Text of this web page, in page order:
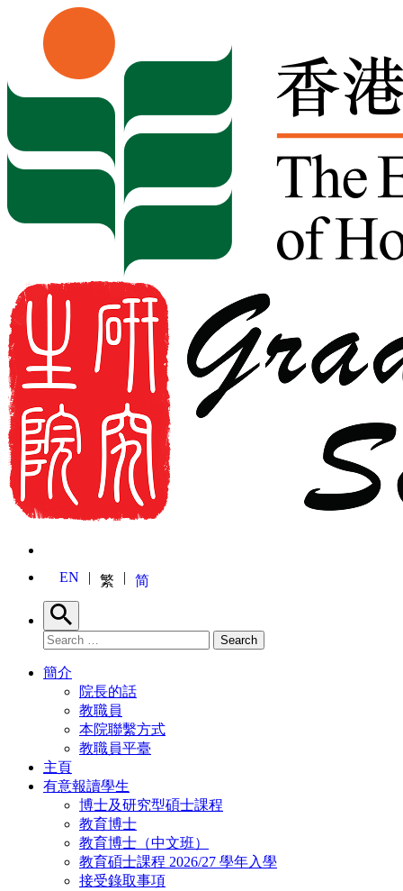
Skip to content
EN 繁 简
Search
Search for: Search
簡介
院長的話
教職員
本院聯繫方式
教職員平臺
主頁
有意報讀學生
博士及研究型碩士課程
教育博士
教育博士（中文班）
教育碩士課程 2026/27 學年入學
接受錄取事項